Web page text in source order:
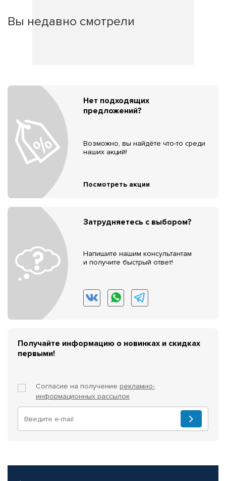
Вы недавно смотрели
Нет подходящих
предложений?
Возможно, вы найдёте что-то среди
наших акций!
Посмотреть акции
Затрудняетесь с выбором?
Напишите нашим консультантам
и получите быстрый ответ!
Получайте информацию о новинках и скидках
первыми!
Согласие на получение рекламно-
информационных рассылок